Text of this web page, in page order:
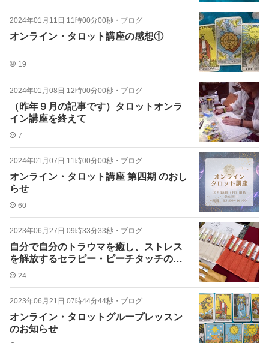
2024年01月11日 11時00分00秒 ・ ブログ
オンライン・タロット講座の感想①
19
2024年01月08日 12時00分00秒 ・ ブログ
（昨年９月の記事です）タロットオンラ
イン講座を終えて
7
2024年01月07日 11時00分00秒 ・ ブログ
オンライン・タロット講座 第四期 のおし
らせ
60
2023年06月27日 09時33分33秒 ・ ブログ
自分で自分のトラウマを癒し、ストレス
を解放するセラピー・ピーチタッチのオ
ンライン講座のお知らせ
24
2023年06月21日 07時44分44秒 ・ ブログ
オンライン・タロットグループレッスン
のお知らせ